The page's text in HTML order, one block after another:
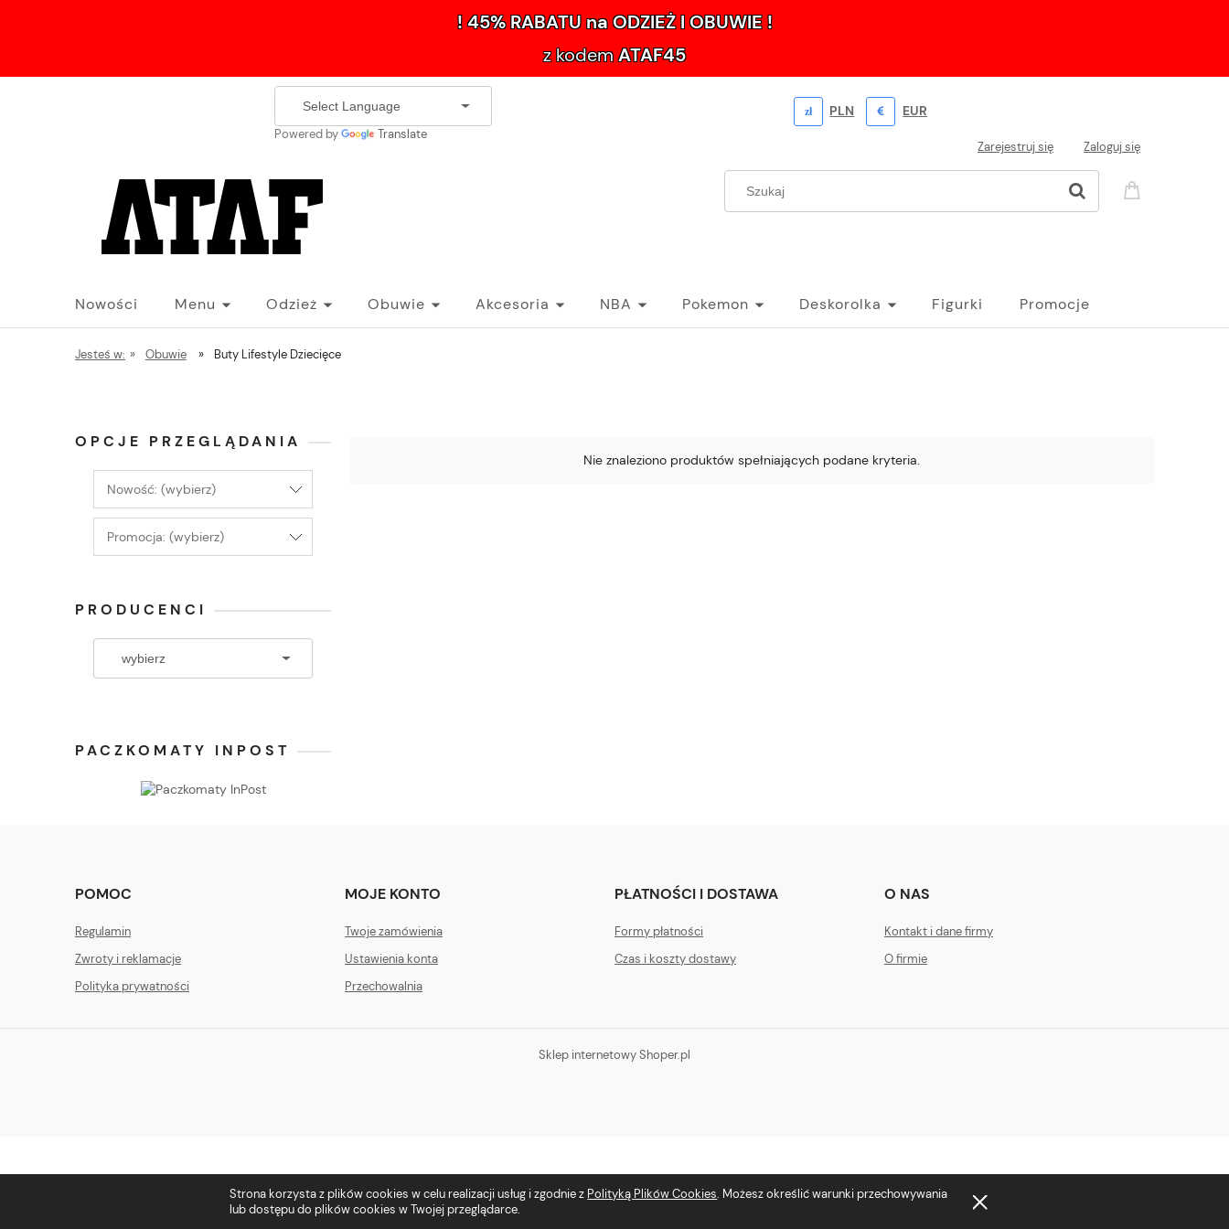
! 45% RABATU na ODZIEŻ I OBUWIE !
z kodemATAF45
Powered by Translate
PLN EUR
Strona korzysta z plików cookies w celu realizacji usług i zgodnie z Polityką Plików Cookies. Możesz określić warunki przechowywania
lub dostępu do plików cookies w Twojej przeglądarce.
Zarejestruj się Zaloguj się
Nowości Menu Odzież Obuwie Akcesoria NBA Pokemon Deskorolka Figurki Promocje
Jesteś w: » Obuwie » Buty Lifestyle Dziecięce
OPCJE PRZEGLĄDANIA
Nowość: (wybierz)
Promocja: (wybierz)
PRODUCENCI
PACZKOMATY INPOST
Nie znaleziono produktów spełniających podane kryteria.
POMOC
Regulamin
Zwroty i reklamacje
Polityka prywatności
MOJE KONTO
Twoje zamówienia
Ustawienia konta
Przechowalnia
PŁATNOŚCI I DOSTAWA
Formy płatności
Czas i koszty dostawy
O NAS
Kontakt i dane firmy
O firmie
Sklep internetowy Shoper.pl